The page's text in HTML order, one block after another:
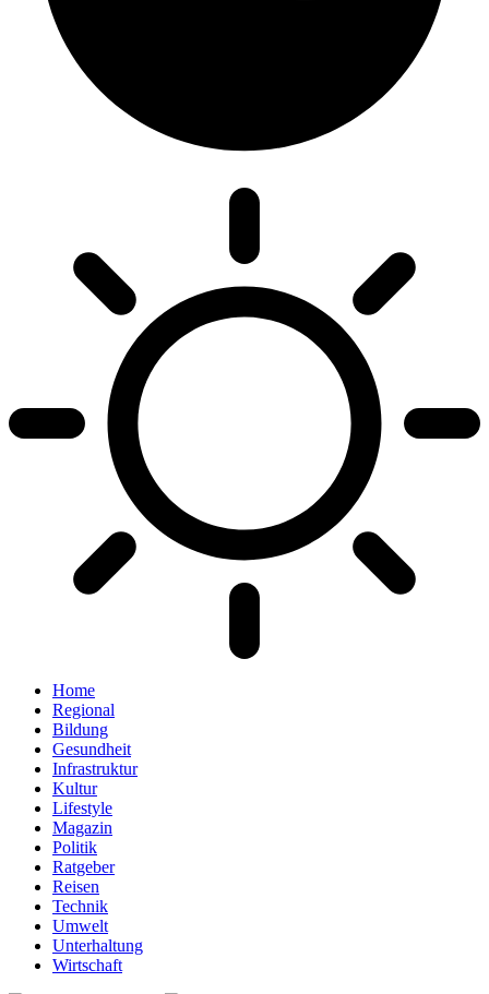
Home
Regional
Bildung
Gesundheit
Infrastruktur
Kultur
Lifestyle
Magazin
Politik
Ratgeber
Reisen
Technik
Umwelt
Unterhaltung
Wirtschaft